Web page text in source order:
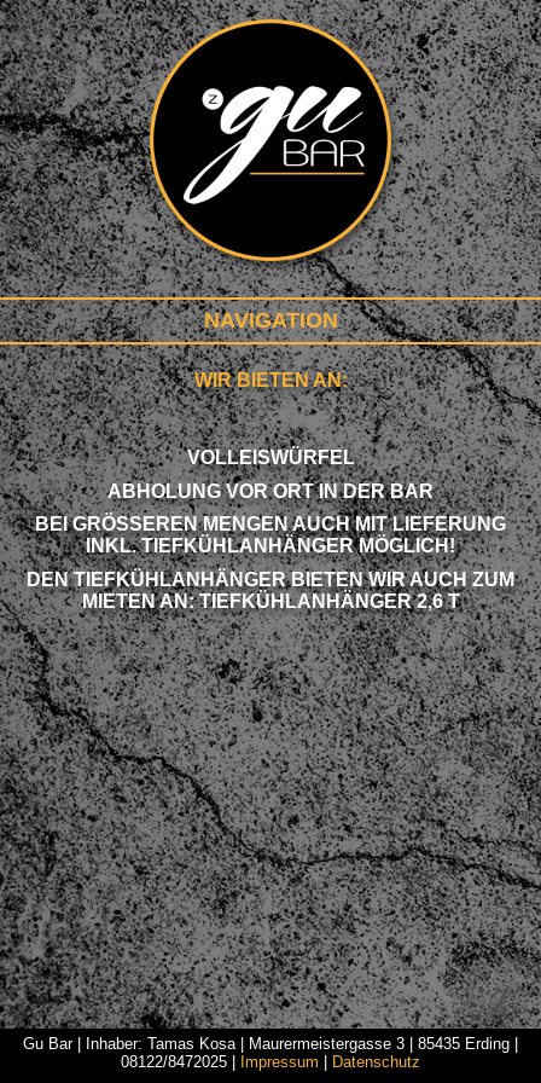
NAVIGATION
WIR BIETEN AN:
VOLLEISWÜRFEL
ABHOLUNG VOR ORT IN DER BAR
BEI GRÖSSEREN MENGEN AUCH MIT LIEFERUNG I
NKL. TIEFKÜHLANHÄNGER MÖGLICH!
DEN TIEFKÜHLANHÄNGER BIETEN WIR AUCH ZUM
MIETEN AN: TIEFKÜHLANHÄNGER 2,6 T
Gu Bar | Inhaber: Tamas Kosa | Maurermeistergasse 3 | 85435 Erding |
08122/8472025 |
Impressum Datenschutz